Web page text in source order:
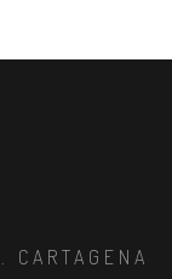
CARTAGENA